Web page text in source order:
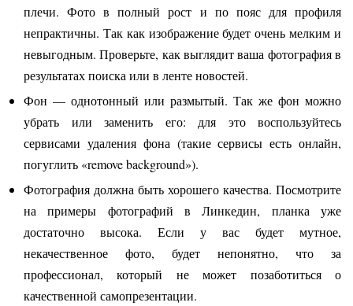
плечи. Фото в полный рост и по пояс для профиля
непрактичны. Так как изображение будет очень мелким и
невыгодным. Проверьте, как выглядит ваша фотография в
результатах поиска или в ленте новостей.
Фон — однотонный или размытый. Так же фон можно
убрать или заменить его: для это воспользуйтесь
сервисами удаления фона (такие сервисы есть онлайн,
погуглить «remove background»).
Фотография должна быть хорошего качества. Посмотрите
на примеры фотографий в Линкедин, планка уже
достаточно высока. Если у вас будет мутное,
некачественное фото, будет непонятно, что за
профессионал, который не может позаботиться о
качественной самопрезентации.